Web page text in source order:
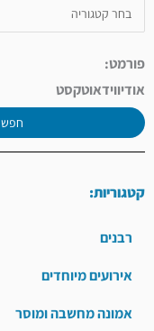
פורמט:
אודיווידאוטקסט
חפש
קטגוריות:
רבנים
אירועים מיוחדים
אמונה מחשבה ומוסר